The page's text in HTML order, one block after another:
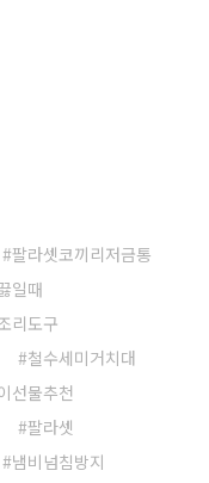
팔라셋코끼리저금통
일때
리도구
철수세미거치대
선물추천
팔라셋
냄비넘침방지